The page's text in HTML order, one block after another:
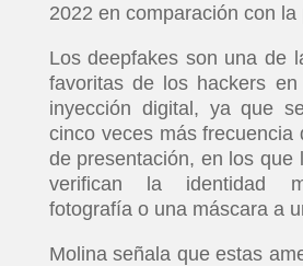
2022 en comparación con la
Los deepfakes son una de
favoritas de los hackers
inyección digital, ya que
cinco veces más frecuencia
de presentación, en los que
verifican la identidad
fotografía o una máscara a
Molina señala que estas